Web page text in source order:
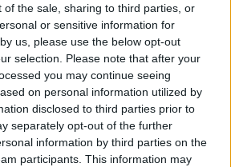
of the sale, sharing to third parties, or
or sensitive information for
us, please use the below opt-out
selection. Please note that after your
you may continue seeing
on personal information utilized by
disclosed to third parties prior to
separately opt-out of the further
information by third parties on the
participants. This information may
ιατροδικαστή κ. Παναγιώτη
δύο χτυπήματα στο
προκλήθηκαν κακώσεις.
από τα τραύματα
του 46χρονου αλλοδαπού.